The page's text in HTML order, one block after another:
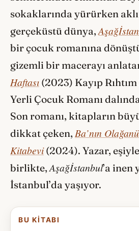
sokaklarında yürürken
gerçeküstü dünya,
bir çocuk romanına
gizemli bir macerayı
Haftası (2023) Kayıp
Yerli Çocuk Romanı
Son romanı, kitapların
dikkat çeken, Ba’nın
Kitabevi(2024). Yazar, eşiyle
birlikte, Aşağİstanbul’a inen
İstanbul’da yaşıyor.
BU KITABI